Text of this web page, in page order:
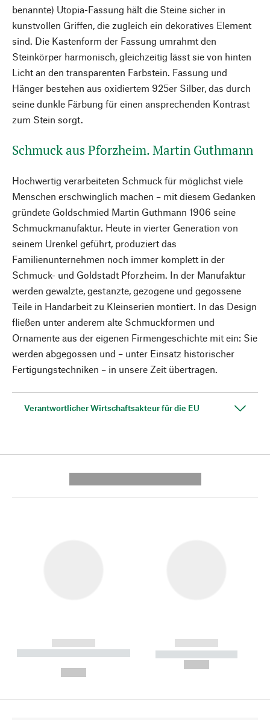
benannte) Utopia-Fassung hält die Steine sicher in
kunstvollen Griffen, die zugleich ein dekoratives Element
sind. Die Kastenform der Fassung umrahmt den
Steinkörper harmonisch, gleichzeitig lässt sie von hinten
Licht an den transparenten Farbstein. Fassung und
Hänger bestehen aus oxidiertem 925er Silber, das durch
seine dunkle Färbung für einen ansprechenden Kontrast
zum Stein sorgt.
Schmuck aus Pforzheim. Martin Guthmann
Hochwertig verarbeiteten Schmuck für möglichst viele
Menschen erschwinglich machen – mit diesem Gedanken
gründete Goldschmied Martin Guthmann 1906 seine
Schmuckmanufaktur. Heute in vierter Generation von
seinem Urenkel geführt, produziert das
Familienunternehmen noch immer komplett in der
Schmuck- und Goldstadt Pforzheim. In der Manufaktur
werden gewalzte, gestanzte, gezogene und gegossene
Teile in Handarbeit zu Kleinserien montiert. In das Design
fließen unter anderem alte Schmuckformen und
Ornamente aus der eigenen Firmengeschichte mit ein: Sie
werden abgegossen und – unter Einsatz historischer
Fertigungstechniken – in unsere Zeit übertragen.
Verantwortlicher Wirtschaftsakteur für die EU
------------
----------- ----------- --------
------------
----------- -----------